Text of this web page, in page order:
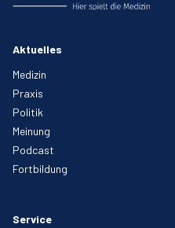
Aktuelles
Medizin
Praxis
Politik
Meinung
Podcast
Fortbildung
Service